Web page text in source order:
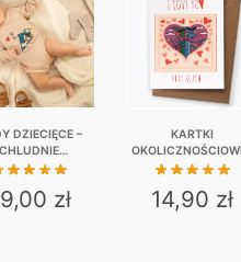
DZIECIĘCE –
zł
KARTKI
NA PREZENT | 8
14,90 zł